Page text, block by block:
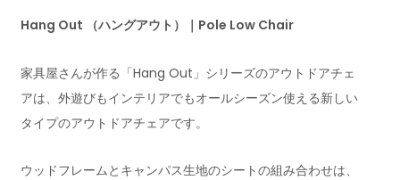
Hang Out （ハングアウト）｜Pole Low Chair
家具屋さんが作る「Hang Out」シリーズのアウトドアチェ
アは、外遊びもインテリアでもオールシーズン使える新しい
タイプのアウトドアチェアです。
ウッドフレームとキャンパス生地のシートの組み合わせは、